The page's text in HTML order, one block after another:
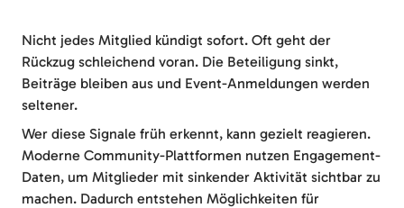
Nicht jedes Mitglied kündigt sofort. Oft geht der
Rückzug schleichend voran. Die Beteiligung sinkt,
Beiträge bleiben aus und Event-Anmeldungen werden
seltener.
Wer diese Signale früh erkennt, kann gezielt reagieren.
Moderne Community-Plattformen nutzen Engagement-
Daten, um Mitglieder mit sinkender Aktivität sichtbar zu
machen. Dadurch entstehen Möglichkeiten für